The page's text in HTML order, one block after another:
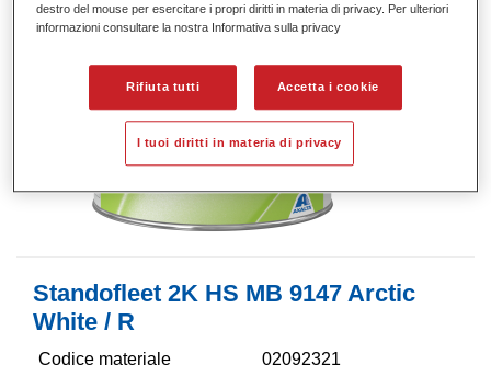
Standofleet 2K HS MB 9147 Arctic
White / R
Codice materiale 02092321
destro del mouse per esercitare i propri diritti in materia di privacy. Per ulteriori
informazioni consultare la nostra Informativa sulla privacy
Rifiuta tutti Accetta i cookie
I tuoi diritti in materia di privacy